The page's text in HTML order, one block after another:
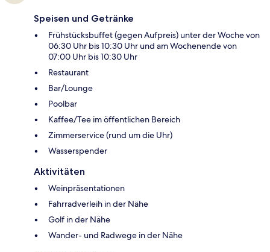
Speisen und Getränke
Frühstücksbuffet (gegen Aufpreis) unter der Woche von
06:30 Uhr bis 10:30 Uhr und am Wochenende von
07:00 Uhr bis 10:30 Uhr
Restaurant
Bar/Lounge
Poolbar
Kaffee/Tee im öffentlichen Bereich
Zimmerservice (rund um die Uhr)
Wasserspender
Aktivitäten
Weinpräsentationen
Fahrradverleih in der Nähe
Golf in der Nähe
Wander- und Radwege in der Nähe